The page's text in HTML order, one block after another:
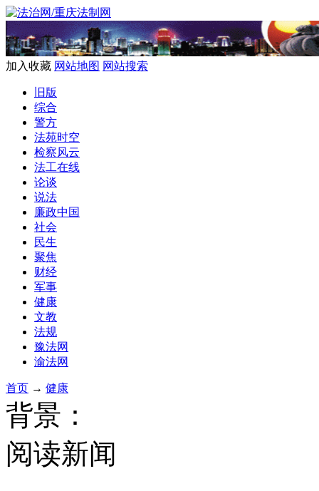
加入收藏 网站地图 网站搜索
旧版
综合
警方
法苑时空
检察风云
法工在线
论谈
说法
廉政中国
社会
民生
聚焦
财经
军事
健康
文教
法规
豫法网
渝法网
首页 → 健康
背景：
阅读新闻